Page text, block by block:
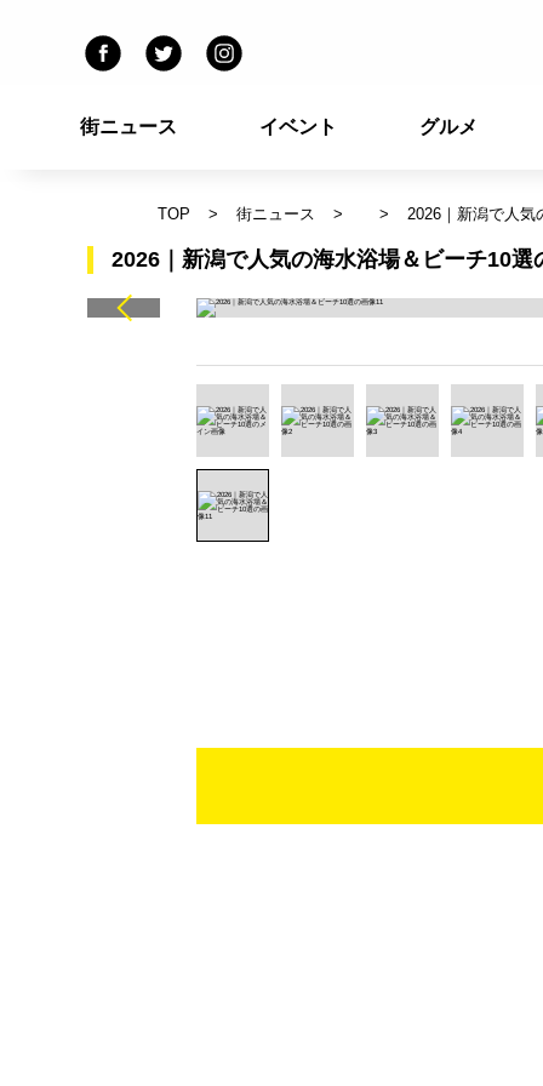
街ニュース イベント グルメ
TOP 街ニュース 2026｜新潟で人気
2026｜新潟で人気の海水浴場＆ビーチ10選